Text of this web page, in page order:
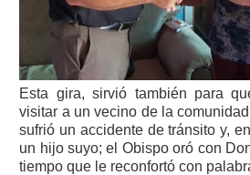
Esta gira, sirvió también para
visitar a un vecino de la
sufrió un accidente de tránsito y,
un hijo suyo; el Obispo oró con
tiempo que le reconfortó con